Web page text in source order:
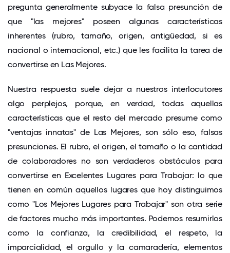
pregunta generalmente subyace la falsa presunción de
que "las mejores" poseen algunas características
inherentes (rubro, tamaño, origen, antigüedad, si es
nacional o internacional, etc.) que les facilita la tarea de
convertirse en Las Mejores.
Nuestra respuesta suele dejar a nuestros interlocutores
algo perplejos, porque, en verdad, todas aquellas
características que el resto del mercado presume como
"ventajas innatas" de Las Mejores, son sólo eso, falsas
presunciones. El rubro, el origen, el tamaño o la cantidad
de colaboradores no son verdaderos obstáculos para
convertirse en Excelentes Lugares para Trabajar: lo que
tienen en común aquellos lugares que hoy distinguimos
como "Los Mejores Lugares para Trabajar" son otra serie
de factores mucho más importantes. Podemos resumirlos
como la confianza, la credibilidad, el respeto, la
imparcialidad, el orgullo y la camaradería, elementos